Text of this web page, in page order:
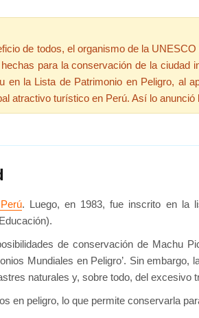
de todos, el organismo de la
para la conservación de la ciudad
la Lista de Patrimonio en Peligro, al
atractivo turístico en Perú. Así lo
. Luego, en 1983, fue inscrito en la
de conservación de Machu
Mundiales en Peligro’. Sin
naturales y, sobre todo, del excesivo
en peligro, lo que permite conservarla